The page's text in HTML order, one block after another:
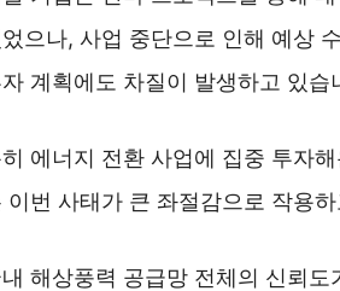
으나, 사업 중단으로 인해 예상
계획에도 차질이 발생하고 있습
에너지 전환 사업에 집중 투자
이번 사태가 큰 좌절감으로 작용
해상풍력 공급망 전체의 신뢰도